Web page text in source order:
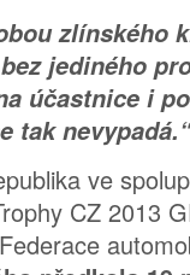
zlínského
jediného
účastnice i
tak nevypadá.“
ve
CZ 2013